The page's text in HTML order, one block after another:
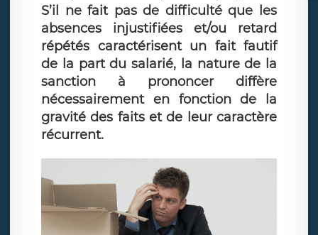
S’il ne fait pas de difficulté que les
absences injustifiées et/ou retard
répétés caractérisent un fait fautif
de la part du salarié, la nature de la
sanction à prononcer diffère
nécessairement en fonction de la
gravité des faits et de leur caractère
récurrent.